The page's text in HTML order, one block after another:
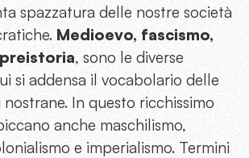
spazzatura delle nostre società
Medioevo, fascismo,
, sono le diverse
si addensa il vocabolario delle
In questo ricchissimo
anche maschilismo,
e imperialismo. Termini